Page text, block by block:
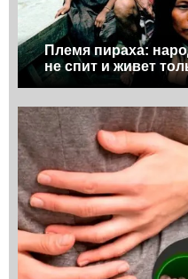
Племя пираха:
не спит и живет